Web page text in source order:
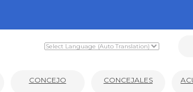
CONCEJO CONCEJALES